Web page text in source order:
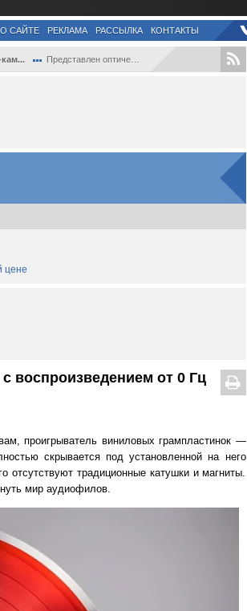
О САЙТЕ РЕКЛАМА РАССЫЛКА КОНТАКТЫ
Представлен оптический проигрыватель гра...
цене
воспроизведением от 0 Гц
проигрыватель виниловых грампластинок —
скрывается под установленной на него
отсутствуют традиционные катушки и магниты.
мир аудиофилов.